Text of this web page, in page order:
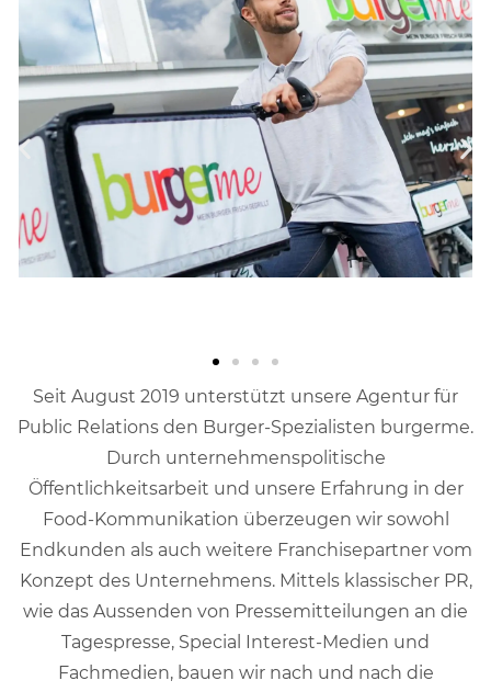
Seit August 2019 unterstützt unsere Agentur für
Public Relations den Burger-Spezialisten burgerme.
Durch unternehmenspolitische
Öffentlichkeitsarbeit und unsere Erfahrung in der
Food-Kommunikation überzeugen wir sowohl
Endkunden als auch weitere Franchisepartner vom
Konzept des Unternehmens. Mittels klassischer PR,
wie das Aussenden von Pressemitteilungen an die
Tagespresse, Special Interest-Medien und
Fachmedien, bauen wir nach und nach die